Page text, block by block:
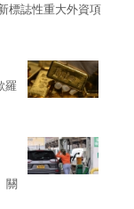
標誌性重大外資項
羅
關